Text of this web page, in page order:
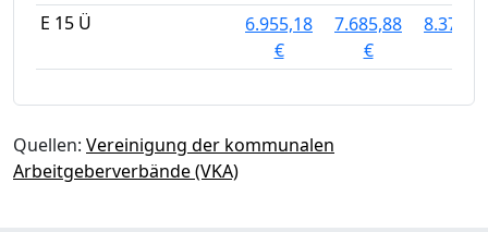
E 15 Ü
6.955,18
€
7.685,88
€
Quellen: Vereinigung der kommunalen
Arbeitgeberverbände (VKA)